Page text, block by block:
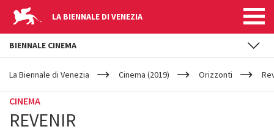
LA BIENNALE DI VENEZIA
YOUR
ARE
La Biennale di Venezia Cinema (2019) Orizzonti
CINEMA
REVENIR
BIENNALE CINEMA